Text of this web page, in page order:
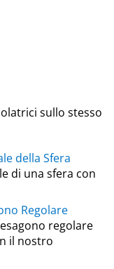
sullo stesso
della Sfera
di una sfera con
Regolare
regolare
il nostro